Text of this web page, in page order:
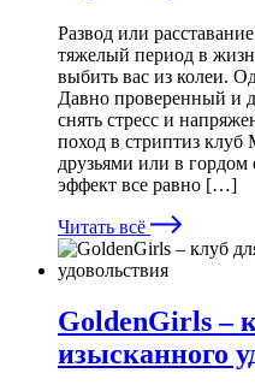
Развод или
тяжелый период в
выбить вас из колеи.
Давно проверенный и
снять стресс и
поход в стриптиз клуб
друзьями или в
эффект все равно […]
Читать всё
GoldenGirls –
изысканного